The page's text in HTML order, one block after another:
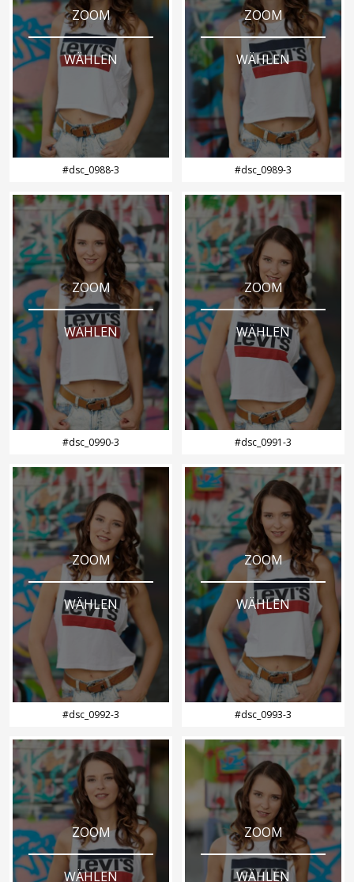
ZOOM
WÄHLEN
#dsc_0988-3
ZOOM
WÄHLEN
#dsc_0989-3
ZOOM
WÄHLEN
#dsc_0990-3
ZOOM
WÄHLEN
#dsc_0991-3
ZOOM
WÄHLEN
#dsc_0992-3
ZOOM
WÄHLEN
#dsc_0993-3
ZOOM
WÄHLEN
ZOOM
WÄHLEN